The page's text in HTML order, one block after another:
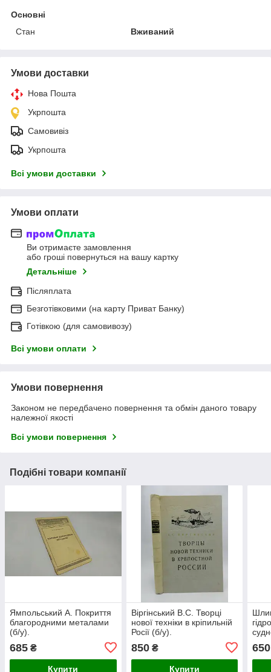
Основні
Стан
Вживаний
Умови доставки
Нова Пошта
Укрпошта
Самовивіз
Укрпошта
Всі умови доставки
Умови оплати
Ви отримаєте замовлення
або гроші повернуться на вашу картку
Детальніше
Післяплата
Безготівковими (на карту Приват Банку)
Готівкою (для самовивозу)
Всі умови оплати
Умови повернення
Законом не передбачено повернення та обмін даного товару
належної якості
Всі умови повернення
Подібні товари компанії
Ямпольський А. Покриття
благородними металами
(б/у).
685 ₴
Купити
Віргінський В.С. Творці
нової техніки в кріпильній
Росії (б/у).
850₴
Купити
650